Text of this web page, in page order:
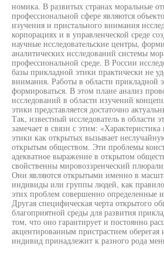
номика. В развитых странах моральные
профессиональной сфере являются
изучения и пристального внимания
корпорациях и в управленческой среде
научные исследовательские центры,
аналитических исследований системы
профессиональной среде. В России
базы прикладной этики практически не
внимания. Работы в области прикладной
формироваться. В этом плане анализ
исследований в области изучений
этики представляется достаточно
Так, известный исследователь в области
замечает в связи с этим:
этики как открытых вызывает
открытым обществом. Эти проблемы
адекватное выражение в открытом
свойственны мировоззренческий
Они являются открытыми именно в
индивиды или группы людей, как
этих проблем совершенно определенные
Другая специфическая черта открытого
благоприятной среды для развития
том, что оно гарантирует и постоянно
акцентированным пристрастием оберегая
индивид принадлежит к разного рода